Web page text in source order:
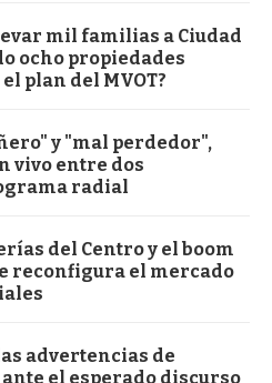
mil familias a Ciudad
ocho propiedades
plan del MVOT?
y "mal perdedor",
vivo entre dos
radial
del Centro y el boom
reconfigura el mercado
advertencias de
ante el esperado discurso